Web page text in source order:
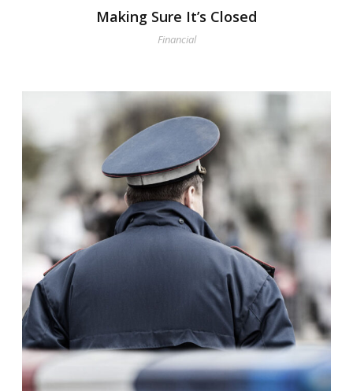
Making Sure It’s Closed
Financial